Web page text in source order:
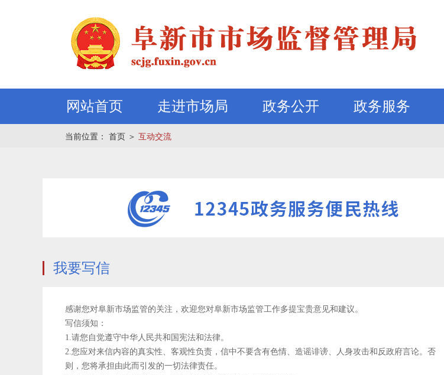
网站首页 走进市场局 政务公开 政务服务
当前位置： 首页 ＞ 互动交流
我要写信
感谢您对阜新市场监管的关注，欢迎您对阜新市场监管工作多提宝贵意见和建议。
写信须知：
1.请您自觉遵守中华人民共和国宪法和法律。
2.您应对来信内容的真实性、客观性负责，信中不要含有色情、造谣诽谤、人身攻击和反政府言论。否
则，您将承担由此而引发的一切法律责任。